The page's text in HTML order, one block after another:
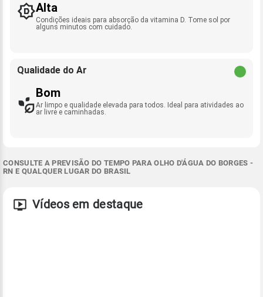
Alta
Condições ideais para absorção da vitamina D. Tome sol por
alguns minutos com cuidado.
Qualidade do Ar
Bom
Ar limpo e qualidade elevada para todos. Ideal para atividades ao
ar livre e caminhadas.
CONSULTE A PREVISÃO DO TEMPO PARA OLHO D'ÁGUA DO BORGES -
RN E QUALQUER LUGAR DO BRASIL
Vídeos em destaque